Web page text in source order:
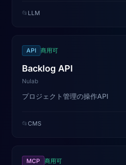
📂 LLM
API 商用可
Backlog API
Nulab
プロジェクト管理の操作API
📂 CMS
MCP 商用可